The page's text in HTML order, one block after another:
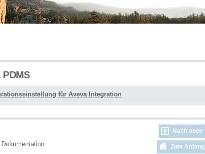
PDMS
für Aveva Integration
Nach oben
Zum Anfang